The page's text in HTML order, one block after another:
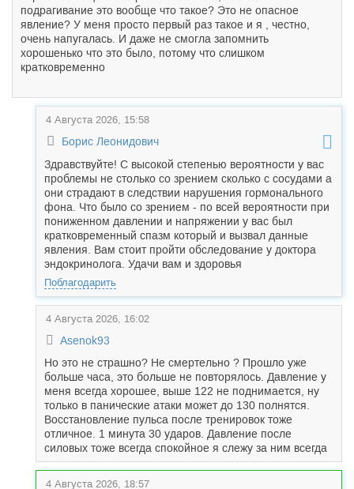
подрагивание это вообще что такое? Это не опасное
явление? У меня просто первый раз такое и я , честно,
очень напугалась. И даже не смогла запомнить
хорошенько что это было, потому что слишком
кратковременно
4 Августа 2026, 15:58
Борис Леонидович
Здравствуйте! С высокой степенью вероятности у вас
проблемы не столько со зрением сколько с сосудами а
они страдают в следствии нарушения гормонального
фона. Что было со зрением - по всей вероятности при
пониженном давлении и напряжении у вас был
кратковременный спазм который и вызвал данные
явления. Вам стоит пройти обследование у доктора
эндокринолога. Удачи вам и здоровья
Поблагодарить
4 Августа 2026, 16:02
Asenok93
Но это не страшно? Не смертельно ? Прошло уже
больше часа, это больше не повторялось. Давление у
меня всегда хорошее, выше 122 не поднимается, ну
только в панические атаки может до 130 полнятся.
Восстановление пульса после тренировок тоже
отличное. 1 минута 30 ударов. Давление после
силовых тоже всегда спокойное я слежу за ним всегда
4 Августа 2026, 18:57